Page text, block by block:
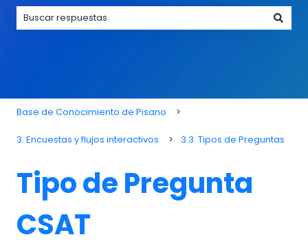
Base de Conocimiento de Pisano
3. Encuestas y flujos interactivos 3.3. Tipos de Preguntas
Tipo de Pregunta
CSAT